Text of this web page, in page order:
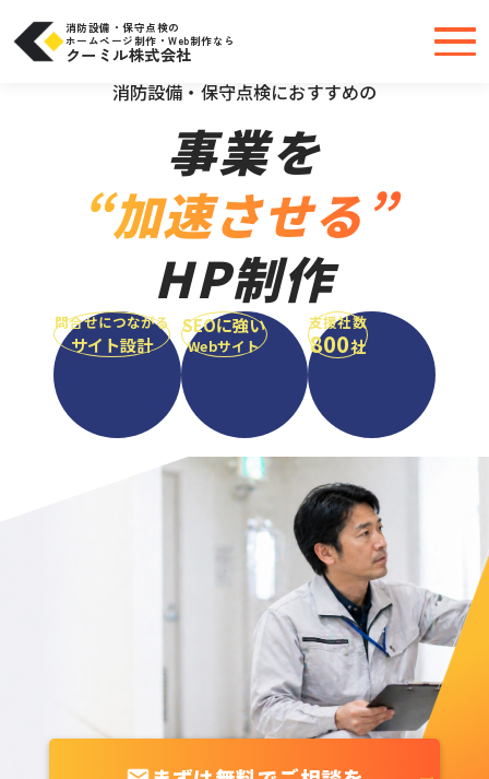
消防設備・保守点検の
ホームページ制作・Web制作なら
クーミル株式会社
＼大手・中小問わず実績豊富だから安心／
消防設備・保守点検におすすめの
事業を
“加速させる”
HP制作
問合せにつながる
サイト設計
SEOに強い
Webサイト
支援社数
800社